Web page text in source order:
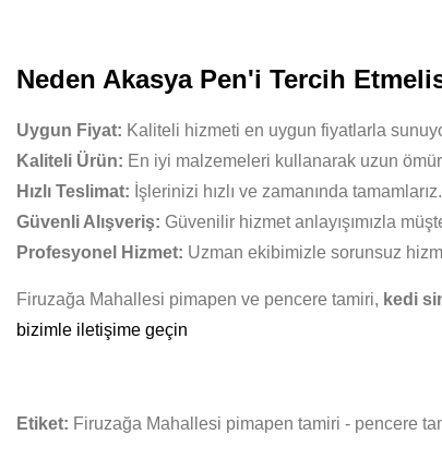
Neden Akasya Pen'i Tercih
Uygun Fiyat: Kaliteli hizmeti en uygun fiyatlarla
Kaliteli Ürün: En iyi malzemeleri kullanarak uzun
Hızlı Teslimat: İşlerinizi hızlı ve zamanında tamamlarız.
Güvenli Alışveriş: Güvenilir hizmet anlayışımızla
Profesyonel Hizmet: Uzman ekibimizle sorunsuz
Firuzağa Mahallesi pimapen ve pencere tamiri, kedi
bizimle iletişime geçin
Etiket: Firuzağa Mahallesi pimapen tamiri - pencere